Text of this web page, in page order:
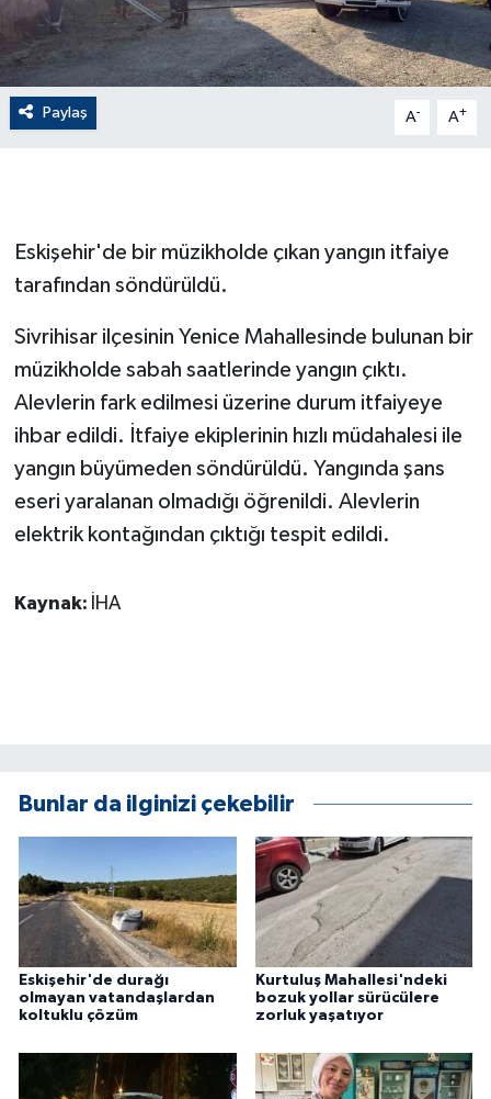
Paylaş A- A+
Eskişehir'de bir müzikholde çıkan yangın itfaiye
tarafından söndürüldü.
Sivrihisar ilçesinin Yenice Mahallesinde bulunan bir
müzikholde sabah saatlerinde yangın çıktı.
Alevlerin fark edilmesi üzerine durum itfaiyeye
ihbar edildi. İtfaiye ekiplerinin hızlı müdahalesi ile
yangın büyümeden söndürüldü. Yangında şans
eseri yaralanan olmadığı öğrenildi. Alevlerin
elektrik kontağından çıktığı tespit edildi.
Kaynak: İHA
Bunlar da ilginizi çekebilir
Eskişehir'de durağı
olmayan vatandaşlardan
koltuklu çözüm
Kurtuluş Mahallesi'ndeki
bozuk yollar sürücülere
zorluk yaşatıyor
EĞİTİM
EKONOMİ
Gayrimenkul
GENEL
GÜNDEM
Güvenlik
HABERDE İNSAN
İNSAN
MAGAZİN
Otomobil
POLİTİKA
Sağlık